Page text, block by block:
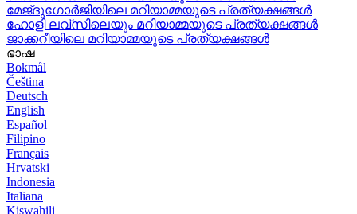
മേജ്ദുഗോർജിയിലെ മറിയാമ്മയുടെ പ്രത്യക്ഷങ്ങൾ
ഹോളി ലവ്‌സിലെയും മറിയാമ്മയുടെ പ്രത്യക്ഷങ്ങൾ
ജാക്കറീയിലെ മറിയാമ്മയുടെ പ്രത്യക്ഷങ്ങൾ
ഭാഷ
Bokmål
Čeština
Deutsch
English
Español
Filipino
Français
Hrvatski
Indonesia
Italiana
Kiswahili